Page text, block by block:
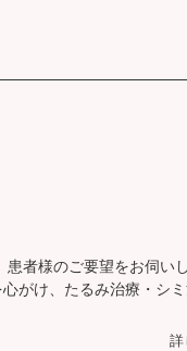
者様のご要望をお伺い
がけ、たるみ治療・シ
詳